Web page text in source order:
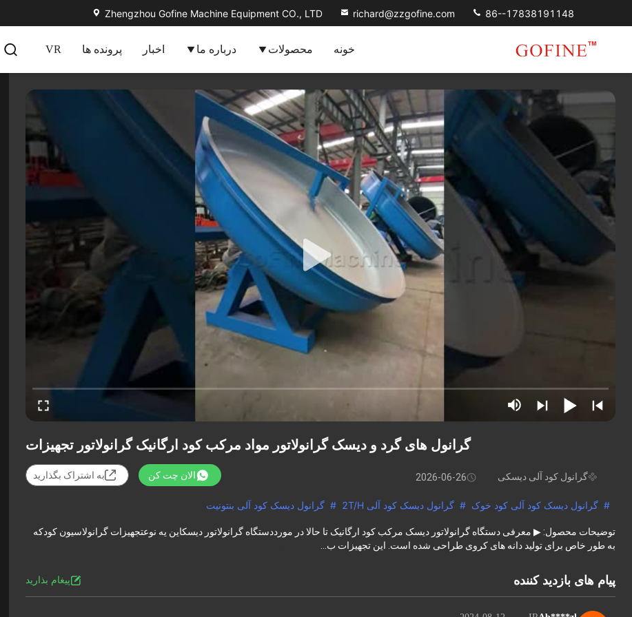
Zhengzhou Gofine Machine Equipment CO., LTD richard@zzgofine.com 86--17838191148
خونه محصولات درباره ما اخبار پرونده ها VR
گرانول های گرد و دیسک گرانولاتور مواد مرکب کود ارگانیک گرانولاتور تجهیزات
گرانول کود آلی دیسکی 2026-06-26 الان چت کن به اشتراک بگذارید
# گرانول دیسک کود آلی کود خوک # گرانول دیسک کود آلی 2T/H # گرانول دیسک کود آلی بنتونیت
توضیحات محصول: ▶ معرفی دستگاه گرانولاتور دیسک مرکب کود ارگانیک تا حالا در مورددستگاه گرانولاتور دیسکاين يه نوعتجهیزات گرانولاسیون کودکه
به طور خاص برای تولید دانه های کروی طراحی شده است. این تجهیزات ب...
پیام های بازدید کننده پيغام بذاريد